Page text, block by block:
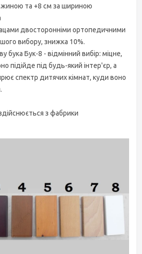
та +8 см за шириною
двосторонніми ортопедичними
вибору, знижка 10%.
бука Бук-8 - відмінний вибір: міцне,
підійде під будь-який інтер'єр, а
спектр дитячих кімнат, куди воно
з фабрики